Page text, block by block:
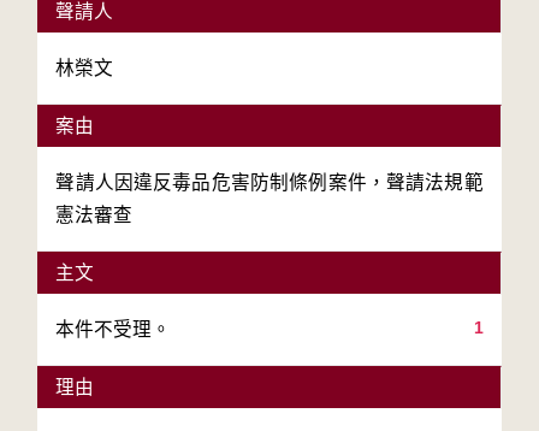
聲請人
林榮文
案由
聲請人因違反毒品危害防制條例案件，聲請法規範
憲法審查
主文
1
本件不受理。
理由